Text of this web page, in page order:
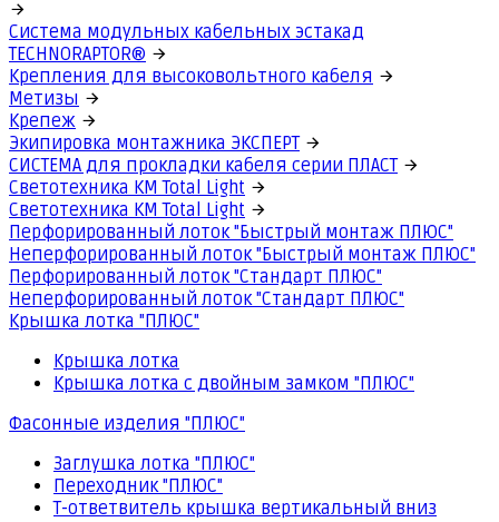
Система модульных кабельных эстакад
TECHNORAPTOR®
Крепления для высоковольтного кабеля
Метизы
Крепеж
Экипировка монтажника ЭКСПЕРТ
СИСТЕМА для прокладки кабеля серии ПЛАСТ
Светотехника КМ Total Light
Светотехника КМ Total Light
Перфорированный лоток "Быстрый монтаж ПЛЮС"
Неперфорированный лоток "Быстрый монтаж ПЛЮС"
Перфорированный лоток "Стандарт ПЛЮС"
Неперфорированный лоток "Стандарт ПЛЮС"
Крышка лотка "ПЛЮС"
Крышка лотка
Крышка лотка с двойным замком "ПЛЮС"
Фасонные изделия "ПЛЮС"
Заглушка лотка "ПЛЮС"
Переходник "ПЛЮС"
Т-ответвитель крышка вертикальный вниз